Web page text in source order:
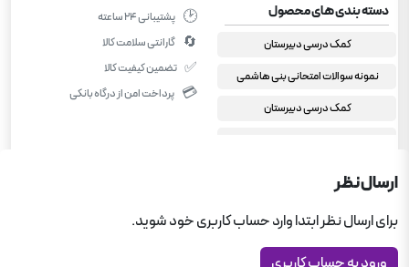
دسته بندی های محصول
کمک درسی دبیرستان
نمونه سوالات امتحانی بنی هاشمی
کمک درسی دبیرستان
فلسفه یازدهم انسانی
🕑 پشتیبانی ۲۴ ساعته
🔄 گارانتی سلامت کالا
✅ تضمین کیفیت کالا
💳 پرداخت امن از درگاه بانکی
ارسال نظر
برای ارسال نظر ابتدا وارد حساب کاربری خود شوید.